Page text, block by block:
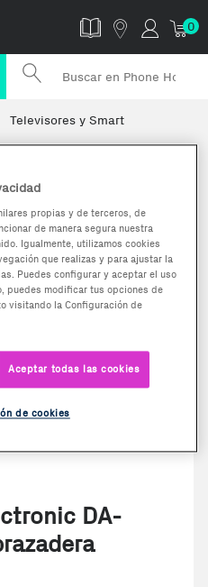
0
Televisores y Smart
DA-
propias y de terceros, de
de manera segura nuestra
Igualmente, utilizamos cookies
que realizas y para ajustar la
Puedes configurar y aceptar el uso
puedes modificar tus opciones de
visitando la Configuración de
Aceptar todas las cookies
de cookies